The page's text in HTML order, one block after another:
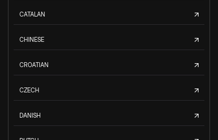
CATALAN
CHINESE
CROATIAN
CZECH
DANISH